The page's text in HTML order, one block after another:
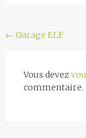
Navigation
l'article
← Garage ELF
Vous devez
commentaire.